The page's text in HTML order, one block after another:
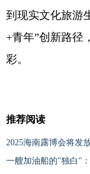
到现实文化旅游
+青年”创新路径
彩。
推荐阅读
2025海南露博会将发
一艘加油船的"独白"